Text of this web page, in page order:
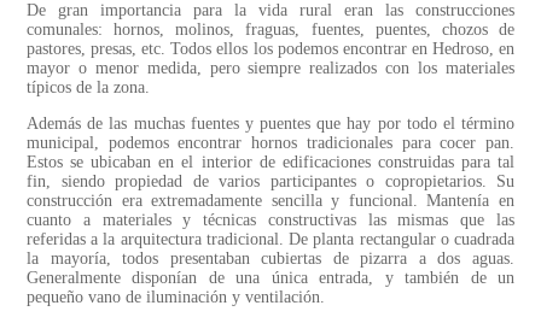
De gran importancia para la vida rural eran las construcciones
comunales: hornos, molinos, fraguas, fuentes, puentes, chozos de
pastores, presas, etc. Todos ellos los podemos encontrar en Hedroso, en
mayor o menor medida, pero siempre realizados con los materiales
típicos de la zona.
Además de las muchas fuentes y puentes que hay por todo el término
municipal, podemos encontrar hornos tradicionales para cocer pan.
Estos se ubicaban en el interior de edificaciones construidas para tal
fin, siendo propiedad de varios participantes o copropietarios. Su
construcción era extremadamente sencilla y funcional. Mantenía en
cuanto a materiales y técnicas constructivas las mismas que las
referidas a la arquitectura tradicional. De planta rectangular o cuadrada
la mayoría, todos presentaban cubiertas de pizarra a dos aguas.
Generalmente disponían de una única entrada, y también de un
pequeño vano de iluminación y ventilación.